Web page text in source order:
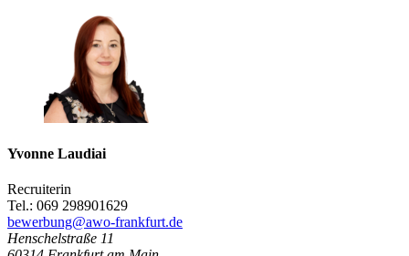
Yvonne Laudiai
Recruiterin
Tel.: 069 298901629
bewerbung@awo-frankfurt.de
Henschelstraße 11